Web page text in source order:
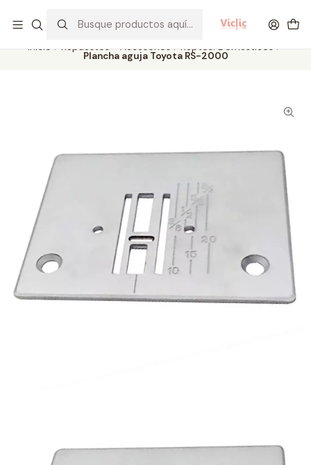
Leer más
Inicio Repuestos - Accesorios Reptos. Domésticos
Plancha aguja Toyota RS-2000